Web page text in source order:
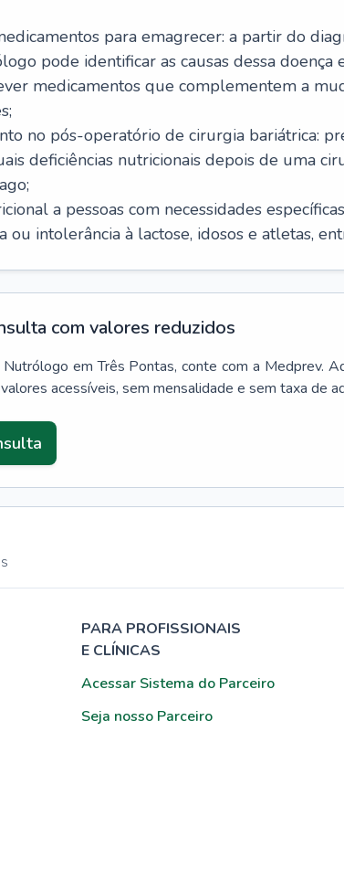
para emagrecer: a partir do
pode identificar as causas dessa doença
medicamentos que complementem a
no pós-operatório de cirurgia bariátrica:
deficiências nutricionais depois de uma
a pessoas com necessidades
ou intolerância à lactose, idosos e atletas,
com valores reduzidos
Nutrólogo em Três Pontas, conte com a Medprev.
acessíveis, sem mensalidade e sem taxa de
PARA PROFISSIONAIS
E CLÍNICAS
Acessar Sistema do Parceiro
Seja nosso Parceiro